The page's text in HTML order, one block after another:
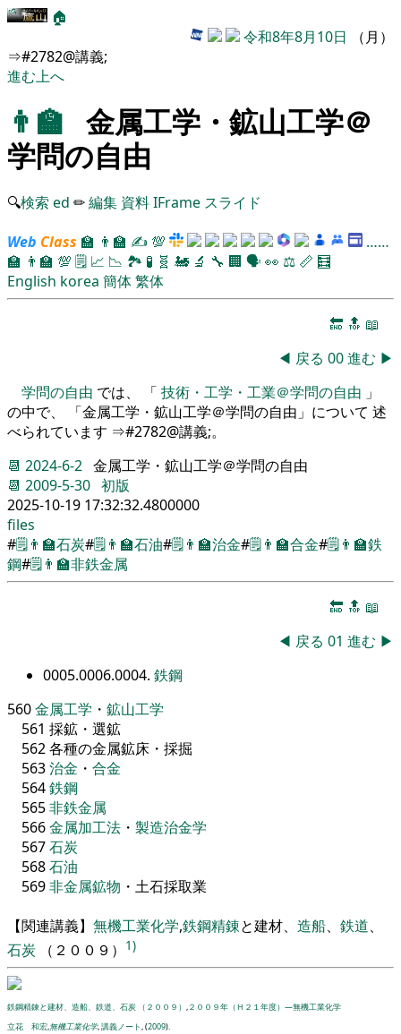
🏠
令和8年8月10日 （月）
⇒#2782@講義;
進む上へ
👨‍🏫 金属工学・鉱山工学＠
学問の自由
🔍検索 ed ✏編集 資料IFrame スライド
Web Class 🏫 👨‍🏫 ✍ 💯
……
🏫 👨‍🏫 💯 🗒️ 📈 📉 🏞 🧪 🧬 🚂 🔬 🔧 🏢 🗣️👀 ⚖️ 📏 🧮
English korea 簡体繁体
🔚 🔝 📖
◀ 戻る 00進む ▶
学問の自由 では、 「 技術・工学・工業＠学問の自由 」
の中で、 「金属工学・鉱山工学＠学問の自由」について 述
べられています ⇒#2782@講義;。
📆 2024-6-2 金属工学・鉱山工学＠学問の自由
📆 2009-5-30 初版
2025-10-19 17:32:32.4800000
files
#🗒️👨‍🏫石炭#🗒️👨‍🏫石油#🗒️👨‍🏫治金#🗒️👨‍🏫合金#🗒️👨‍🏫鉄
鋼#🗒️👨‍🏫非鉄金属
🔚 🔝 📖
◀ 戻る 01 進む ▶
0005.0006.0004. 鉄鋼
560金属工学 ・ 鉱山工学
561 採鉱 ・ 選鉱
562各種の金属鉱床 ・ 採掘
563治金 ・ 合金
564鉄鋼
565非鉄金属
566金属加工法 ・ 製造治金学
567石炭
568石油
569非金属鉱物 ・ 土石採取業
【関連講義】 無機工業化学,鉄鋼精錬と建材、 造船、 鉄道、
石炭
（ ２００９ ） 1)
鉄鋼精錬と建材、造船、鉄道、石炭 （２００９） ,２００９年（Ｈ２１年度）―無機工業化学
立花 和宏,無機工業化学,講義ノート, (2009).